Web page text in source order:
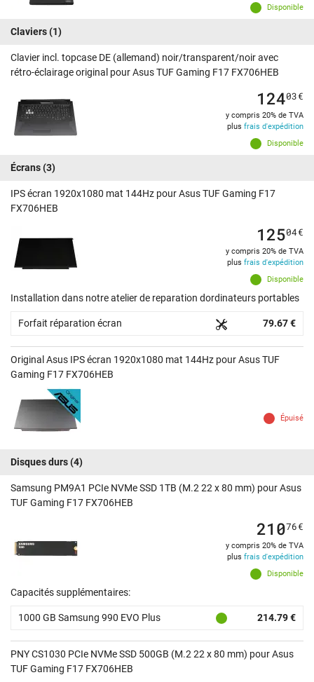
Disponible
Claviers(1)
Clavier incl. topcase DE (allemand) noir/transparent/noir avec
rétro-éclairage original pour Asus TUF Gaming F17 FX706HEB
Disponible
12403€
y compris 20% de TVA
plus frais d'expédition
Écrans(3)
IPS écran 1920x1080 mat 144Hz pour Asus TUF Gaming F17
FX706HEB
Disponible
12504€
y compris 20% de TVA
plus frais d'expédition
Installation dans notre atelier de reparation dordinateurs portables
Forfait réparation écran 79.67 €
Original Asus IPS écran 1920x1080 mat 144Hz pour Asus TUF
Gaming F17 FX706HEB
Épuisé
Disques durs(4)
Samsung PM9A1 PCIe NVMe SSD 1TB (M.2 22 x 80 mm) pour Asus
TUF Gaming F17 FX706HEB
Disponible
21076€
y compris 20% de TVA
plus frais d'expédition
Capacités supplémentaires:
1000 GB Samsung 990 EVO Plus 214.79 €
PNY CS1030 PCIe NVMe SSD 500GB (M.2 22 x 80 mm) pour Asus
TUF Gaming F17 FX706HEB